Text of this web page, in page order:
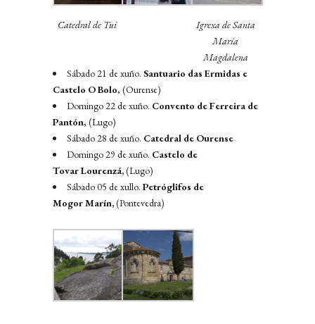
Catedral de Tui
Igrexa de Santa
María
Magdalena
Sábado 21 de xuño. Santuario das Ermidas e
Castelo O Bolo, (Ourense)
Domingo 22 de xuño. Convento de Ferreira de
Pantón, (Lugo)
Sábado 28 de xuño. Catedral de Ourense
Domingo 29 de xuño. Castelo de
Tovar Lourenzá,(Lugo)
Sábado 05 de xullo. Petróglifos de
Mogor Marín,(Pontevedra)